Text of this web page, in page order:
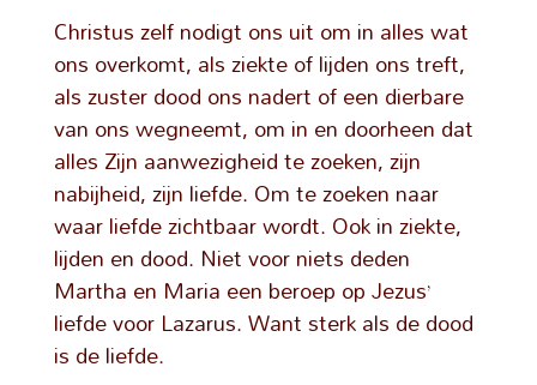
Christus zelf nodigt ons uit om in alles wat
ons overkomt, als ziekte of lijden ons treft,
als zuster dood ons nadert of een dierbare
van ons wegneemt, om in en doorheen dat
alles Zijn aanwezigheid te zoeken, zijn
nabijheid, zijn liefde. Om te zoeken naar
waar liefde zichtbaar wordt. Ook in ziekte,
lijden en dood. Niet voor niets deden
Martha en Maria een beroep op Jezus’
liefde voor Lazarus. Want sterk als de dood
is de liefde.